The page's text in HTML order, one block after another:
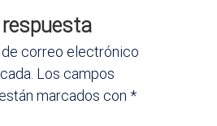
respuesta
correo electrónico
Los campos
marcados con*